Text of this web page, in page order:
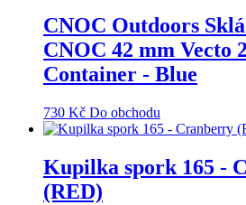
CNOC Outdoors
CNOC 42 mm Vecto
Container - Blue
730 Kč Do obchodu
Kupilka spork 165 -
(RED)